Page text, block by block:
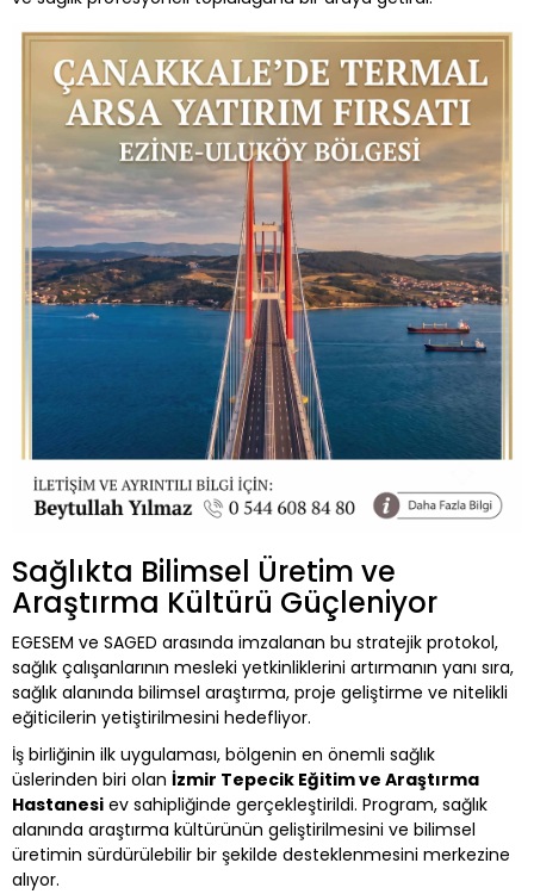
Sağlıkta Bilimsel Üretim ve
Araştırma Kültürü Güçleniyor
EGESEM ve SAGED arasında imzalanan bu stratejik protokol,
sağlık çalışanlarının mesleki yetkinliklerini artırmanın yanı sıra,
sağlık alanında bilimsel araştırma, proje geliştirme ve nitelikli
eğiticilerin yetiştirilmesini hedefliyor.
İş birliğinin ilk uygulaması, bölgenin en önemli sağlık
üslerinden biri olan İzmir Tepecik Eğitim ve Araştırma
Hastanesi ev sahipliğinde gerçekleştirildi. Program, sağlık
alanında araştırma kültürünün geliştirilmesini ve bilimsel
üretimin sürdürülebilir bir şekilde desteklenmesini merkezine
alıyor.